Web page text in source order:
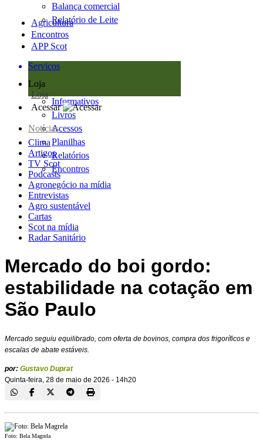
Balança comercial
Relatório de Leite
Agricultura
Encontros
APP Scot
Serviços
Loja
Loja
Informativos
Livros
Acessos
Planilhas
Relatórios
Encontros
Acessar
Notícias
Clima
Artigos
TV Scot
Podcasts
Agronegócio na mídia
Entrevistas
Agro sustentável
Cartas
Scot na mídia
Radar Sanitário
Mercado do boi gordo:
estabilidade na cotação em
São Paulo
Mercado seguiu equilibrado, com oferta de bovinos, compra dos frigoríficos e
escalas de abate estáveis.
por: Gustavo Duprat
Quinta-feira, 28 de maio de 2026 - 14h20
Foto: Bela Magrela